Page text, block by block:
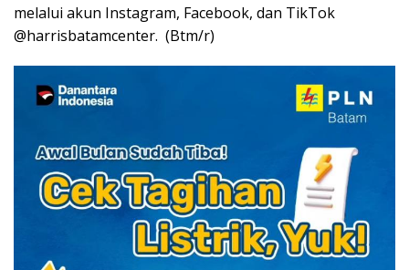
melalui akun Instagram, Facebook, dan TikTok
@harrisbatamcenter. (Btm/r)